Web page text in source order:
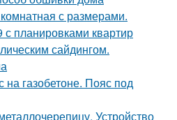
с размерами.
планировками квартир
сайдингом.
на газобетоне. Пояс под
Устройство